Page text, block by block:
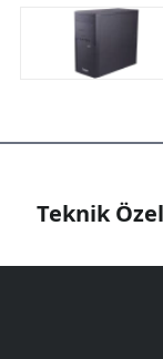
Teknik